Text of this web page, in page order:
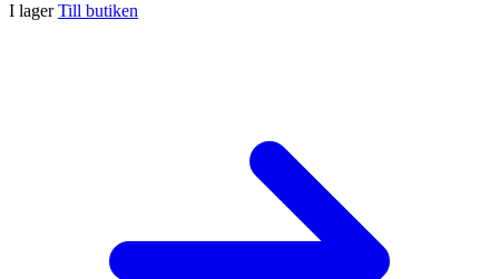
I lagerTill butiken